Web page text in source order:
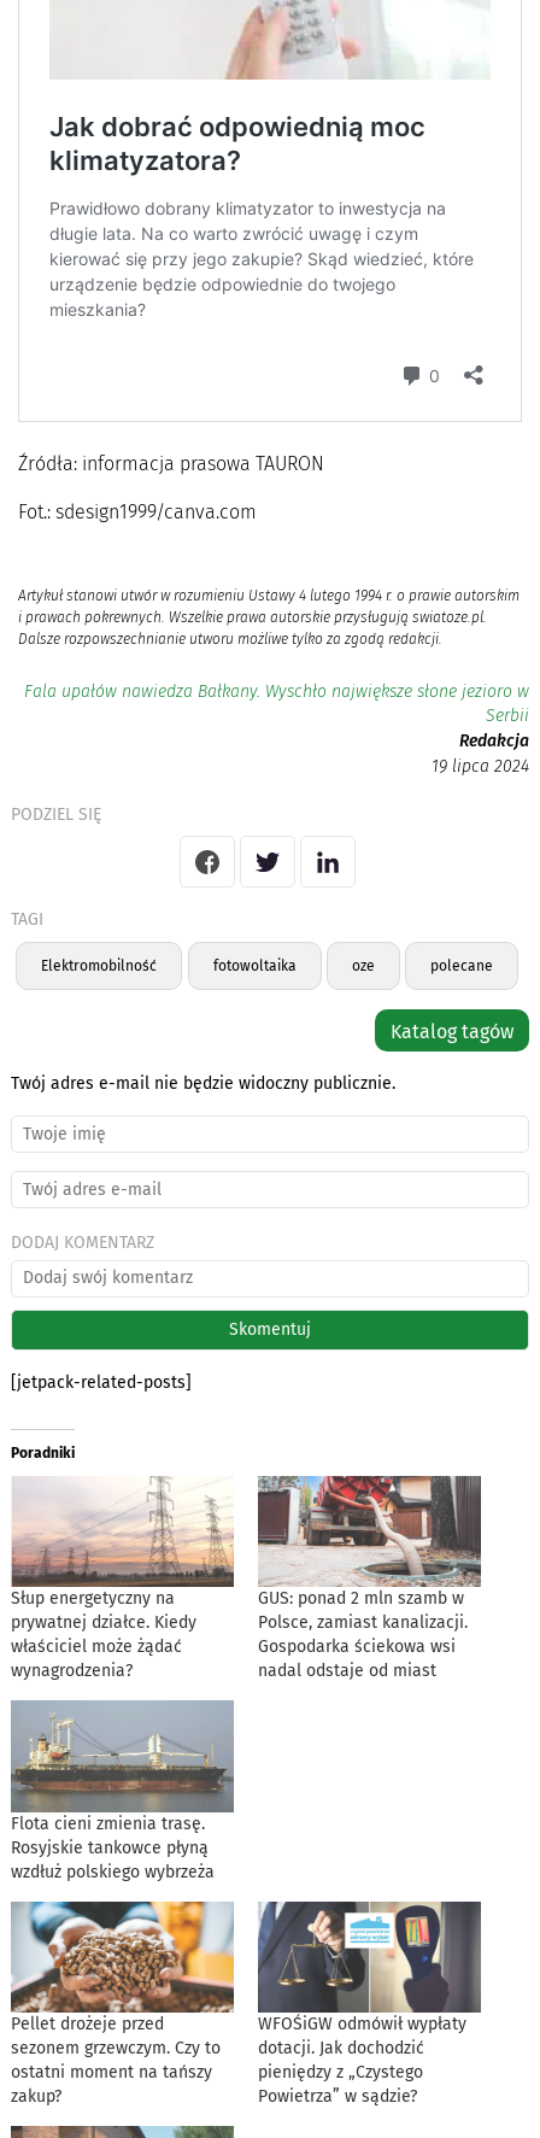
Źródła: informacja prasowa TAURON
Fot.: sdesign1999/canva.com
Artykuł stanowi utwór w rozumieniu Ustawy 4 lutego 1994 r. o prawie autorskim
i prawach pokrewnych. Wszelkie prawa autorskie przysługują swiatoze.pl.
Dalsze rozpowszechnianie utworu możliwe tylko za zgodą redakcji.
Fala upałów nawiedza Bałkany. Wyschło największe słone jezioro w
Serbii
Redakcja
19 lipca 2024
PODZIEL SIĘ
TAGI
Elektromobilność fotowoltaika oze polecane
Katalog tagów
Twój adres e-mail nie będzie widoczny publicznie.
DODAJ KOMENTARZ
[jetpack-related-posts]
Poradniki
Słup energetyczny na
prywatnej działce. Kiedy
właściciel może żądać
wynagrodzenia?
GUS: ponad 2 mln szamb w
Polsce, zamiast kanalizacji.
Gospodarka ściekowa wsi
nadal odstaje od miast
Flota cieni zmienia trasę.
Rosyjskie tankowce płyną
wzdłuż polskiego wybrzeża
Pellet drożeje przed
sezonem grzewczym. Czy to
ostatni moment na tańszy
zakup?
WFOŚiGW odmówił wypłaty
dotacji. Jak dochodzić
pieniędzy z „Czystego
Powietrza” w sądzie?